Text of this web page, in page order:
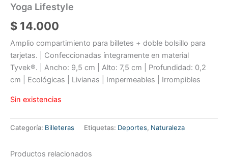
Yoga Lifestyle
$ 14.000
Amplio compartimiento para billetes + doble bolsillo para
tarjetas. | Confeccionadas íntegramente en material
Tyvek®. | Ancho: 9,5 cm | Alto: 7,5 cm | Profundidad: 0,2
cm | Ecológicas | Livianas | Impermeables | Irrompibles
Sin existencias
Categoría: Billeteras Etiquetas: Deportes, Naturaleza
Productos relacionados